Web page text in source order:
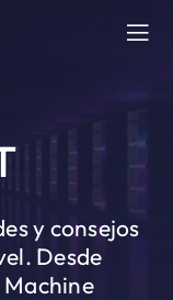
y consejos
Desde